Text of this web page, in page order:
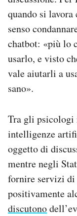
quando si
senso
chatbot: «più lo
usarlo, e visto
vale aiutarli a
sano».
Tra gli
intelligenze
oggetto di
mentre negli
fornire servizi di
positivamente
discutono